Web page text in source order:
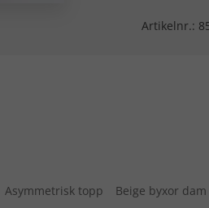
Artikelnr.:
Asymmetrisk topp Beige byxor dam